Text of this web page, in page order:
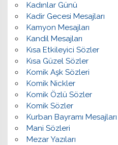
Kadınlar Günü
Kadir Gecesi Mesajları
Kamyon Mesajları
Kandil Mesajları
Kısa Etkileyici Sözler
Kısa Güzel Sözler
Komik Aşk Sözleri
Komik Nickler
Komik Özlü Sözler
Komik Sözler
Kurban Bayramı Mesajları
Mani Sözleri
Mezar Yazıları